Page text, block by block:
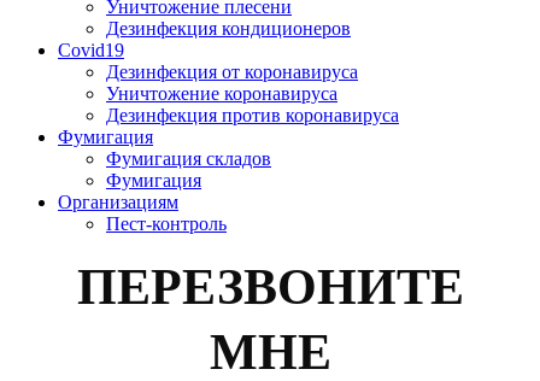
Уничтожение плесени
Дезинфекция кондиционеров
Covid19
Дезинфекция от коронавируса
Уничтожение коронавируса
Дезинфекция против коронавируса
Фумигация
Фумигация складов
Фумигация
Организациям
Пест-контроль
ПЕРЕЗВОНИТЕ
МНЕ